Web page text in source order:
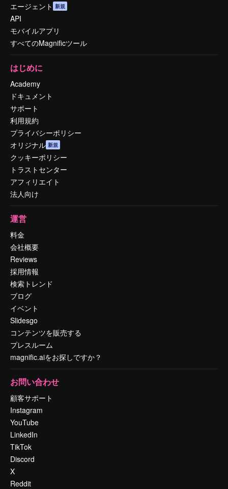
エージェント 新規
API
モバイルアプリ
すべてのMagnificツール
はじめに
Academy
ドキュメント
サポート
利用規約
プライバシーポリシー
オリジナル 新規
クッキーポリシー
トラストセンター
アフィリエイト
法人向け
運営
料金
会社概要
Reviews
採用情報
検索トレンド
ブログ
イベント
Slidesgo
コンテンツを販売する
プレスルーム
magnific.aiをお探しですか？
お問い合わせ
顧客サポート
Instagram
YouTube
LinkedIn
TikTok
Discord
X
Reddit